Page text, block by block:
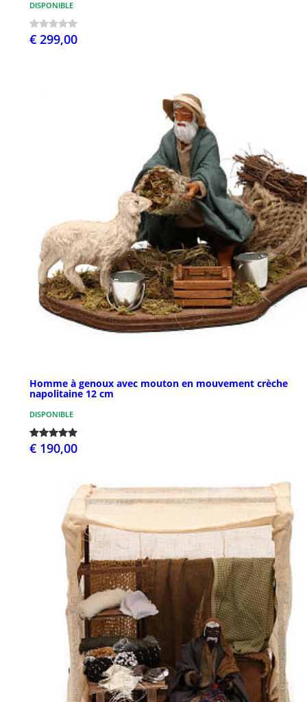
DISPONIBLE
€ 299,00
Homme à genoux avec mouton en mouvement crèche
napolitaine 12 cm
DISPONIBLE
€ 190,00